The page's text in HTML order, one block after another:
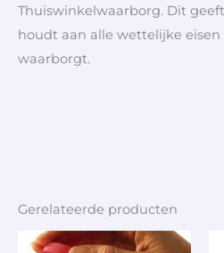
Thuiswinkelwaarborg. Dit
houdt aan alle wettelijke
waarborgt.
Gerelateerde producten